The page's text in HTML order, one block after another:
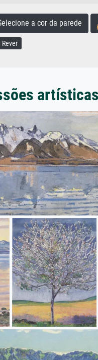
a cor da parede
Rever